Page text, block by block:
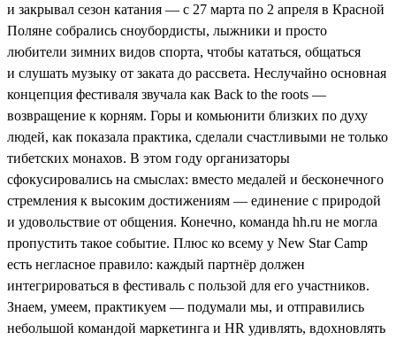
и закрывал сезон катания — с 27 марта по 2 апреля в Красной
Поляне собрались сноубордисты, лыжники и просто
любители зимних видов спорта, чтобы кататься, общаться
и слушать музыку от заката до рассвета. Неслучайно основная
концепция фестиваля звучала как Back to the roots —
возвращение к корням. Горы и комьюнити близких по духу
людей, как показала практика, сделали счастливыми не только
тибетских монахов. В этом году организаторы
сфокусировались на смыслах: вместо медалей и бесконечного
стремления к высоким достижениям — единение с природой
и удовольствие от общения. Конечно, команда hh.ru не могла
пропустить такое событие. Плюс ко всему у New Star Camp
есть негласное правило: каждый партнёр должен
интегрироваться в фестиваль с пользой для его участников.
Знаем, умеем, практикуем — подумали мы, и отправились
небольшой командой маркетинга и HR удивлять, вдохновлять